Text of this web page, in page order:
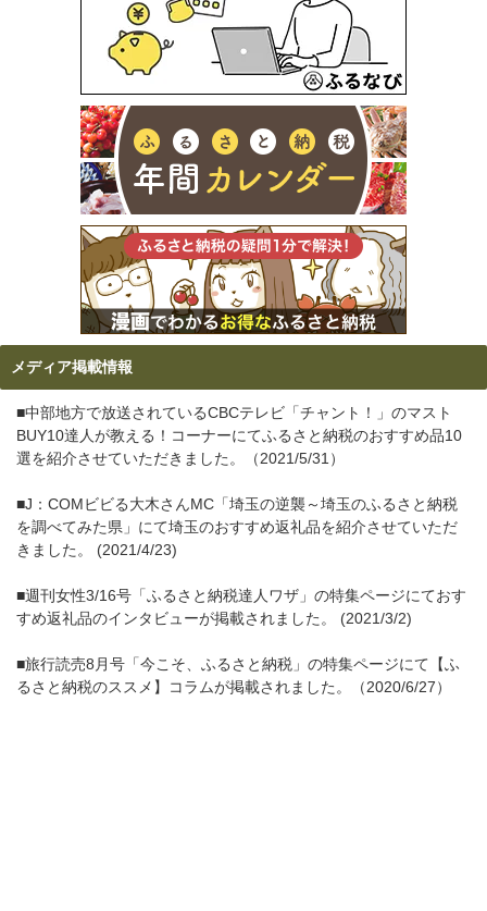
メディア掲載情報
■中部地方で放送されているCBCテレビ「チャント！」のマスト
BUY10達人が教える！コーナーにてふるさと納税のおすすめ品10
選を紹介させていただきました。（2021/5/31）
■J：COMビビる大木さんMC「埼玉の逆襲～埼玉のふるさと納税
を調べてみた県」にて埼玉のおすすめ返礼品を紹介させていただ
きました。 (2021/4/23)
■週刊女性3/16号「ふるさと納税達人ワザ」の特集ページにておす
すめ返礼品のインタビューが掲載されました。 (2021/3/2)
■旅行読売8月号「今こそ、ふるさと納税」の特集ページにて【ふ
るさと納税のススメ】コラムが掲載されました。（2020/6/27）